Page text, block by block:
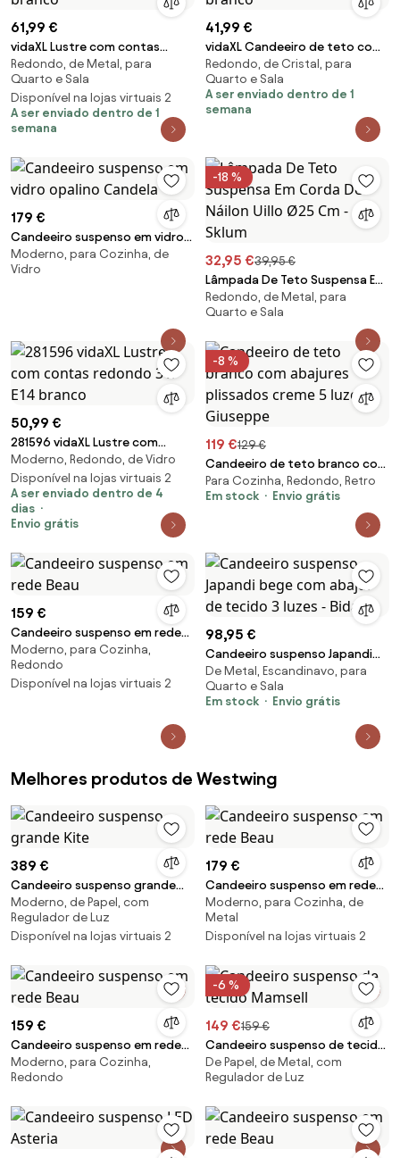
61,99 €
vidaXL Lustre com contas
redondo 3 x E14 branco
Redondo, de Metal, para
Quarto e Sala
Disponível na lojas virtuais 2
A ser enviado dentro de 1
semana
41,99 €
vidaXL Candeeiro de teto com
contas redondo E14 branco
Redondo, de Cristal, para
Quarto e Sala
A ser enviado dentro de 1
semana
179 €
Candeeiro suspenso em vidro
opalino Candela
Moderno, para Cozinha, de
Vidro
-18 %
32,95 €39,95 €
Lâmpada De Teto Suspensa Em
Corda De Náilon Uillo Ø25 Cm -
Sklum
Redondo, de Metal, para
Quarto e Sala
50,99 €
281596 vidaXL Lustre com
contas redondo 3 x E14 branco
Moderno, Redondo, de Vidro
Disponível na lojas virtuais 2
A ser enviado dentro de 4
dias
Envio grátis
-8 %
119 €129 €
Candeeiro de teto branco com
abajures plissados creme 5
luzes - Giuseppe
Para Cozinha, Redondo, Retro
Em stock
Envio grátis
159 €
Candeeiro suspenso em rede
Beau
Moderno, para Cozinha,
Redondo
Disponível na lojas virtuais 2
98,95 €
Candeeiro suspenso Japandi
bege com abajur de tecido 3
luzes - Bida
De Metal, Escandinavo, para
Quarto e Sala
Em stock
Envio grátis
Melhores produtos de Westwing
389 €
Candeeiro suspenso grande
Kite
Moderno, de Papel, com
Regulador de Luz
Disponível na lojas virtuais 2
179 €
Candeeiro suspenso em rede
Beau
Moderno, para Cozinha, de
Metal
Disponível na lojas virtuais 2
159 €
Candeeiro suspenso em rede
Beau
Moderno, para Cozinha,
Redondo
-6 %
149 €159 €
Candeeiro suspenso de tecido
Mamsell
De Papel, de Metal, com
Regulador de Luz